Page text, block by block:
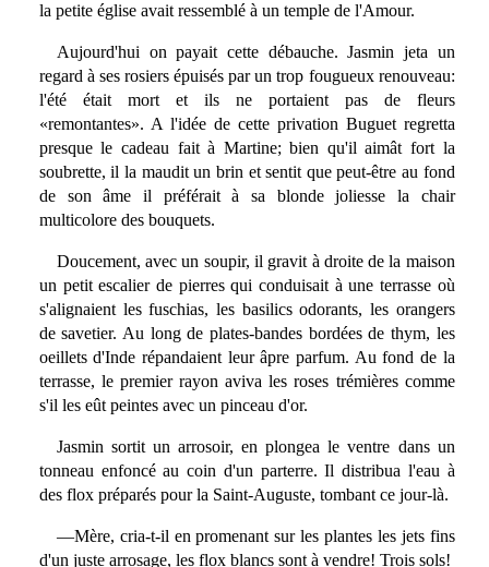
la petite église avait ressemblé à un temple de l'Amour.
Aujourd'hui on payait cette débauche. Jasmin jeta un
regard à ses rosiers épuisés par un trop fougueux renouveau:
l'été était mort et ils ne portaient pas de fleurs
«remontantes». A l'idée de cette privation Buguet regretta
presque le cadeau fait à Martine; bien qu'il aimât fort la
soubrette, il la maudit un brin et sentit que peut-être au fond
de son âme il préférait à sa blonde joliesse la chair
multicolore des bouquets.
Doucement, avec un soupir, il gravit à droite de la maison
un petit escalier de pierres qui conduisait à une terrasse où
s'alignaient les fuschias, les basilics odorants, les orangers
de savetier. Au long de plates-bandes bordées de thym, les
oeillets d'Inde répandaient leur âpre parfum. Au fond de la
terrasse, le premier rayon aviva les roses trémières comme
s'il les eût peintes avec un pinceau d'or.
Jasmin sortit un arrosoir, en plongea le ventre dans un
tonneau enfoncé au coin d'un parterre. Il distribua l'eau à
des flox préparés pour la Saint-Auguste, tombant ce jour-là.
—Mère, cria-t-il en promenant sur les plantes les jets fins
d'un juste arrosage, les flox blancs sont à vendre! Trois sols!